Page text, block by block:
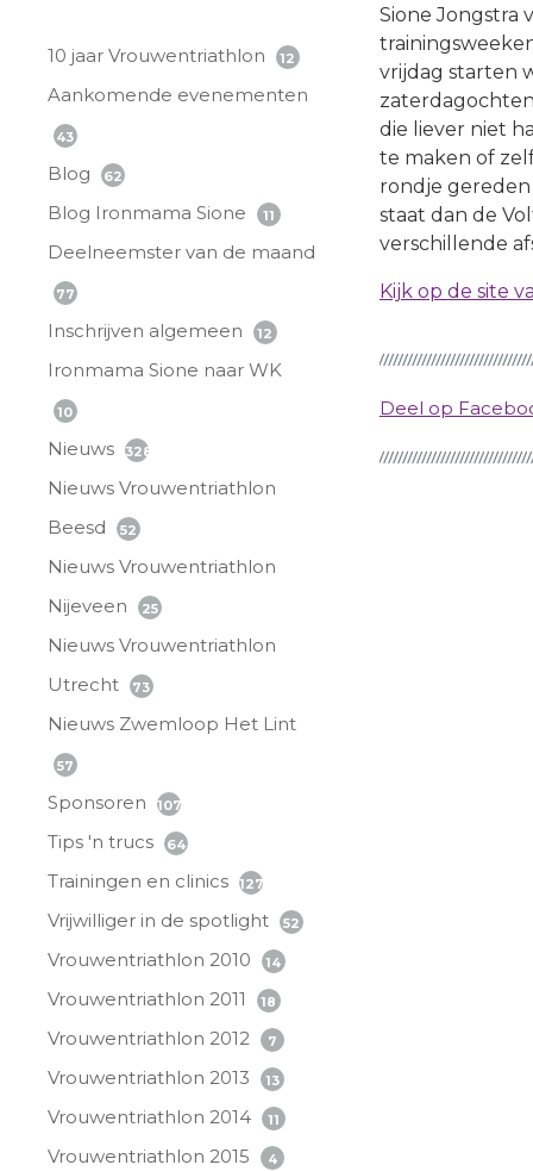
10 jaar Vrouwentriathlon 12
Aankomende evenementen
43
Blog 62
Blog Ironmama Sione 11
Deelneemster van de maand
77
Inschrijven algemeen 12
Ironmama Sione naar WK
10
Nieuws 328
Nieuws Vrouwentriathlon
Beesd
52
Nieuws Vrouwentriathlon
Nijeveen
25
Nieuws Vrouwentriathlon
Utrecht
73
Nieuws Zwemloop Het Lint
57
Sponsoren 107
Tips 'n trucs 64
Trainingen en clinics 127
Vrijwilliger in de spotlight 52
Vrouwentriathlon 2010 14
Vrouwentriathlon 2011 18
Vrouwentriathlon 2012 7
Vrouwentriathlon 2013 13
Vrouwentriathlon 2014 11
Vrouwentriathlon 2015 4
Sione Jongstra
vrijdag starten
die liever niet
te maken of
rondje
staat dan de
verschillende
Kijk op de site
Deel op